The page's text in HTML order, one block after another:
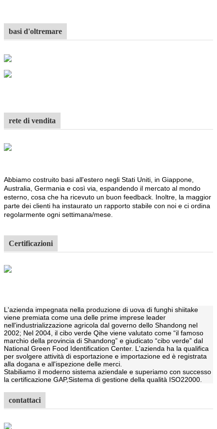
basi d'oltremare
rete di vendita
Abbiamo costruito basi all'estero negli Stati Uniti, in Giappone,
Australia, Germania e così via, espandendo il mercato al mondo
esterno, cosa che ha ricevuto un buon feedback. Inoltre, la maggior
parte dei clienti ha instaurato un rapporto stabile con noi e ci ordina
regolarmente ogni settimana/mese.
Certificazioni
L'azienda impegnata nella produzione di uova di funghi shiitake
viene premiata come una delle prime imprese leader
nell'industrializzazione agricola dal governo dello Shandong nel
2002; Nel 2004, il cibo verde Qihe viene valutato come “il famoso
marchio della provincia di Shandong” e giudicato “cibo verde” dal
National Green Food Identification Center. L'azienda ha la qualifica
per svolgere attività di esportazione e importazione ed è registrata
alla dogana e all'ispezione delle merci.
Stabiliamo il moderno sistema aziendale e superiamo con successo
la certificazione GAP,Sistema di gestione della qualità ISO22000.
contattaci